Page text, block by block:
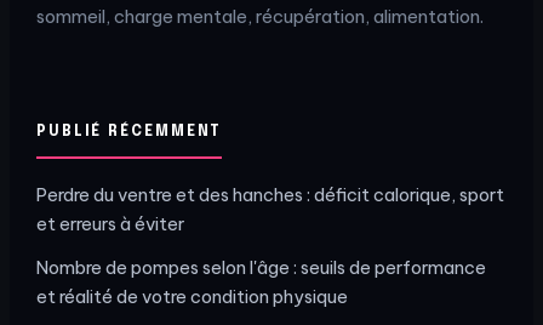
sommeil, charge mentale, récupération, alimentation.
PUBLIÉ RÉCEMMENT
Perdre du ventre et des hanches : déficit calorique, sport
et erreurs à éviter
Nombre de pompes selon l'âge : seuils de performance
et réalité de votre condition physique